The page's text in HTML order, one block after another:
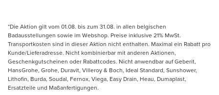
*Die Aktion gilt vom 01.08. bis zum 31.08. in allen belgischen
Badausstellungen sowie im Webshop. Preise inklusive 21% MwSt.
Transportkosten sind in dieser Aktion nicht enthalten. Maximal ein Rabatt pro
Kunde/Lieferadresse. Nicht kombinierbar mit anderen Aktionen,
Geschenkgutscheinen oder Rabattcodes. Nicht anwendbar auf Geberit,
HansGrohe, Grohe, Duravit, Villeroy & Boch, Ideal Standard, Sunshower,
Lithofin, Burda, Soudal, Fernox, Viega, Easy Drain, Heau, Dumaplast,
Ersatzteile und Maßanfertigungen.